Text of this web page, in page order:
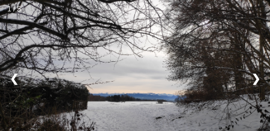
1 / 5
❮ ❯